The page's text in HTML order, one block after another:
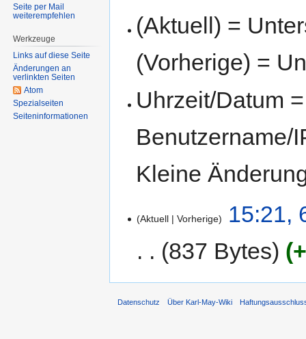
(Aktuell) =
(Vorherige) =
Uhrzeit/Datum
Benutzername/
Kleine
Aktuell Vorherige
15:21,
837 Bytes
Seite per Mail
weiterempfehlen
Werkzeuge
Links auf diese Seite
Änderungen an
verlinkten Seiten
Atom
Spezialseiten
Seiten­informationen
Datenschutz Über Karl-May-Wiki